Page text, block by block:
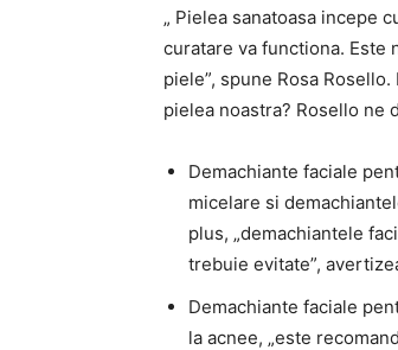
„ Pielea sanatoasa incepe
curatare va functiona.
piele”, spune Rosa
pielea noastra? Rosello ne
Demachiante faciale
micelare si
plus, „demachiantele
trebuie evitate”,
Demachiante faciale
la acnee, „este